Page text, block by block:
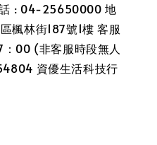
: 04-25650000 地
楓林街187號1樓 客服
00 (非客服時段無人
資優生活科技行